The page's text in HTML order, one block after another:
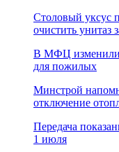
Столовый уксус
очистить унитаз
В МФЦ изменили
для пожилых
Минстрой
отключение
Передача
1 июля